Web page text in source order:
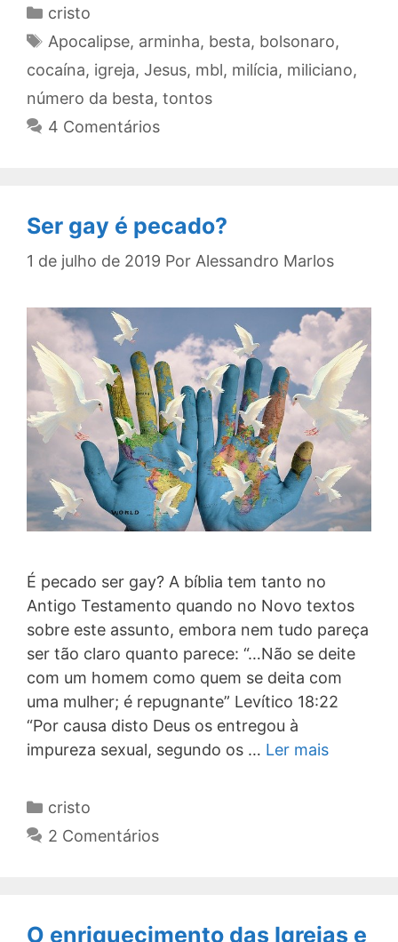
Categorias
cristo
Tags
Apocalipse, arminha, besta, bolsonaro,
cocaína, igreja, Jesus, mbl, milícia, miliciano,
número da besta, tontos
4 Comentários
Ser gay é pecado?
1 de julho de 2019 Por Alessandro Marlos
É pecado ser gay? A bíblia tem tanto no
Antigo Testamento quando no Novo textos
sobre este assunto, embora nem tudo pareça
ser tão claro quanto parece: “…Não se deite
com um homem como quem se deita com
uma mulher; é repugnante” Levítico 18:22
“Por causa disto Deus os entregou à
impureza sexual, segundo os … Ler mais
Categorias
cristo
2 Comentários
O enriquecimento das Igrejas e